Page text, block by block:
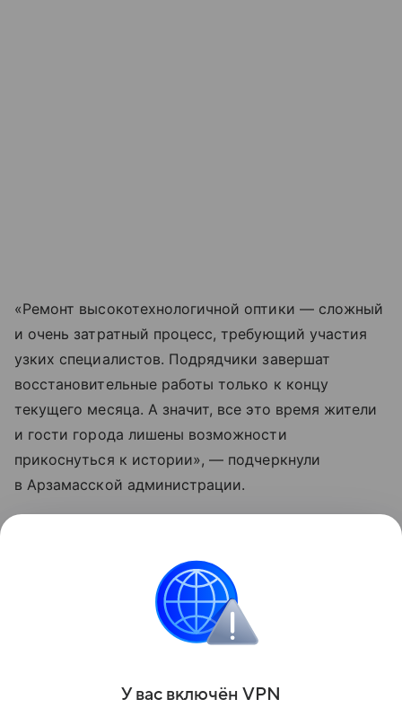
«Ремонт высокотехнологичной оптики — сложный
и очень затратный процесс, требующий участия
узких специалистов. Подрядчики завершат
восстановительные работы только к концу
текущего месяца. А значит, все это время жители
и гости города лишены возможности
прикоснуться к истории», — подчеркнули
в Арзамасской администрации.
относиться к элементам благоустройства,
соблюдать инструкции, размещенные на корпусе
устройств, и разъяснять правила использования
Поделиться
У вас включён VPN